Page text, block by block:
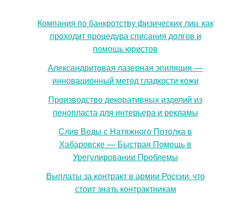
Компания по банкротству физических лиц: как
проходит процедура списания долгов и
помощь юристов
Александритовая лазерная эпиляция —
инновационный метод гладкости кожи
Производство декоративных изделий из
пенопласта для интерьера и рекламы
Слив Воды с Натяжного Потолка в
Хабаровске — Быстрая Помощь в
Урегулировании Проблемы
Выплаты за контракт в армии России: что
стоит знать контрактникам